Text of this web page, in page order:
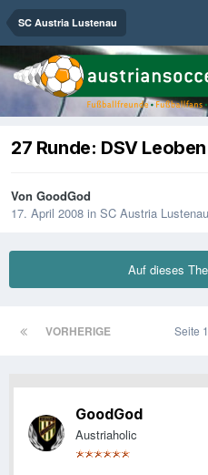
SC Austria Lustenau
27 Runde: DSV
Von GoodGod
17. April 2008 in SC Austria Lustenau
Auf dieses
VORHERIGE Seite
GoodGod
Austriaholic